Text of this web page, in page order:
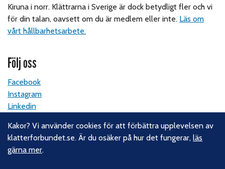
Kiruna i norr. Klättrarna i Sverige är dock betydligt fler och vi
för din talan, oavsett om du är medlem eller inte. Läs om
vårt hållbarhetsarbete.
Följ oss
Facebook
Instagram
Linkedin
Kontakt
Kakor? Vi använder cookies för att förbättra upplevelsen av
klatterforbundet.se. Är du osäker på hur det fungerar,läs
gärna mer.